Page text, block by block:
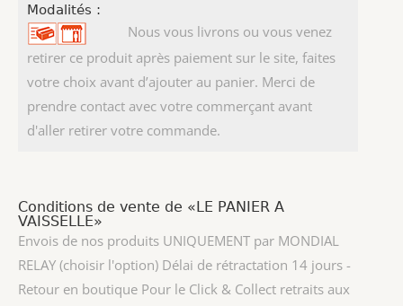
Modalités :
Nous vous livrons ou vous venez
retirer ce produit après paiement sur le site, faites
votre choix avant d’ajouter au panier. Merci de
prendre contact avec votre commerçant avant
d'aller retirer votre commande.
Conditions de vente de «LE PANIER A
VAISSELLE»
Envois de nos produits UNIQUEMENT par MONDIAL
RELAY (choisir l'option) Délai de rétractation 14 jours -
Retour en boutique Pour le Click & Collect retraits aux